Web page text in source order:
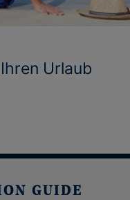
Urlaub
GUIDE